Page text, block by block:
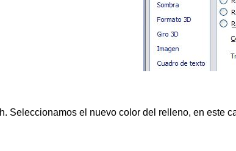
h. Seleccionamos el nuevo color del relleno, en este